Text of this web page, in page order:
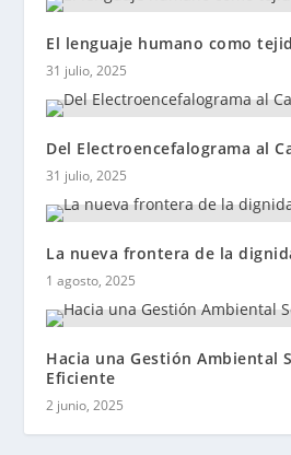
El lenguaje humano como
31 julio, 2025
Del Electroencefalograma al
31 julio, 2025
La nueva frontera de la
1 agosto, 2025
Hacia una Gestión Ambiental
Eficiente
2 junio, 2025